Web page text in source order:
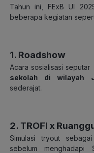
Tahun ini, FExB UI
beberapa kegiatan
1. Roadshow
Acara sosialisasi
sekolah di wilayah
sederajat.
2. TROFI x
Simulasi tryout
sebelum